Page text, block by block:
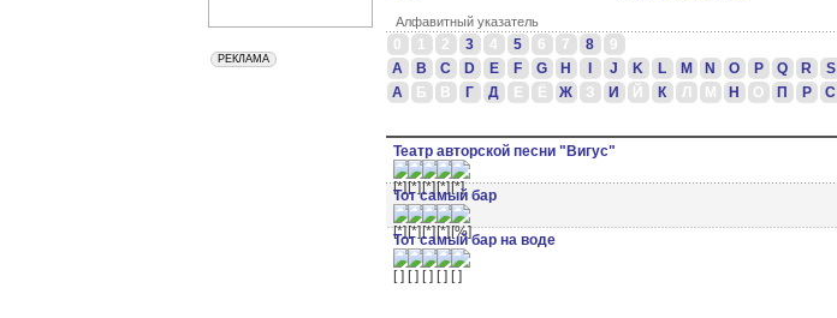
Алфавитный указатель
0 1 2 3 4 5 6 7 8
9
A
B C D E F G H J K L M N O P Q R S
А
Б В Г Д Е Ё Ж З И Й К Л М Н О П Р С
Театр авторской песни "Вигус"
Тот самый бар
Тот самый бар на воде